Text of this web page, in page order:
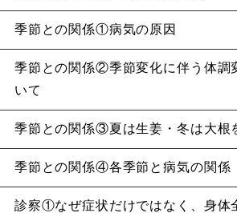
季節との関係①病気の原因
季節との関係②季節変化に伴う体調
いて
季節との関係③夏は生姜・冬は大根
季節との関係④各季節と病気の関係
診察①なぜ症状だけではなく、身体